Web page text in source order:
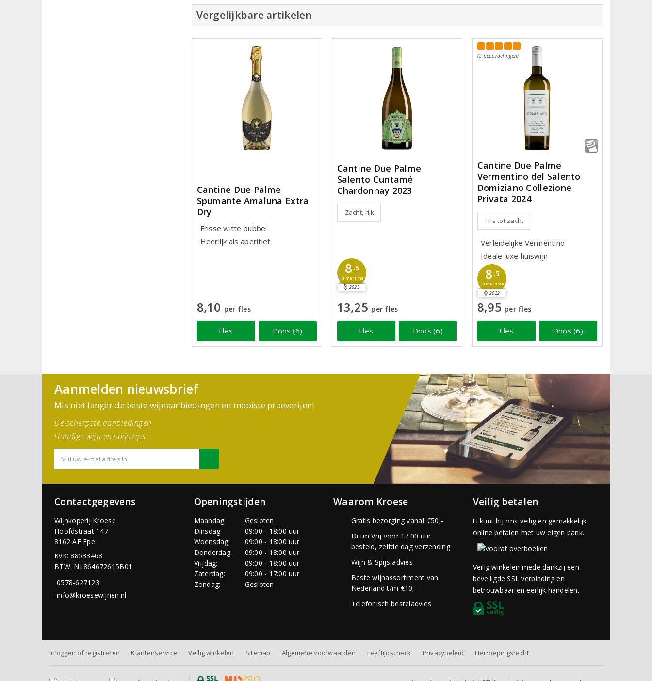
Vergelijkbare artikelen
Cantine Due Palme
Spumante Amaluna Extra
Dry
Frisse witte bubbel
Heerlijk als aperitief
8,10 per fles
Fles Doos (6)
Cantine Due Palme
Salento Cuntamé
Chardonnay 2023
Zacht, rijk
8 ,5
Hamersma
2023
13,25 per fles
Fles Doos (6)
(2 beoordelingen)
Cantine Due Palme
Vermentino del Salento
Domiziano Collezione
Privata 2024
Fris tot zacht
Verleidelijke Vermentino
Ideale luxe huiswijn
8 ,5
Hamersma
2022
8,95 per fles
Fles Doos (6)
Aanmelden nieuwsbrief
Mis niet langer de beste wijnaanbiedingen en mooiste proeverijen!
De scherpste aanbiedingen
Handige wijn en spijs tips
Contactgegevens
Wijnkoperij Kroese
Hoofdstraat 147
8162 AE Epe
KvK: 88533468
BTW: NL864672615B01
0578-627123
info@kroesewijnen.nl
Openingstijden
Maandag:
Gesloten
Dinsdag:
09:00 - 18:00 uur
Woensdag:
09:00 - 18:00 uur
Donderdag:
09:00 - 18:00 uur
Vrijdag:
09:00 - 18:00 uur
Zaterdag:
09:00 - 17:00 uur
Zondag:
Gesloten
Waarom Kroese
Gratis bezorging vanaf €50,-
Di tm Vrij voor 17.00 uur
besteld, zelfde dag verzending
Wijn & Spijs advies
Beste wijnassortiment van
Nederland t/m €10,-
Telefonisch besteladvies
Veilig betalen
U kunt bij ons veilig en gemakkelijk
online betalen met uw eigen bank.
Veilig winkelen mede dankzij een
beveiligde SSL verbinding en
betrouwbaar en eerlijk handelen.
Inloggen of registreren Klantenservice Veilig winkelen Sitemap Algemene voorwaarden Leeftijdscheck Privacybeleid Herroepingsrecht